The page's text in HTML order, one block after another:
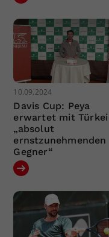
10.09.2024
Davis Cup: Peya
erwartet mit Türkei
„absolut
ernstzunehmenden
Gegner“